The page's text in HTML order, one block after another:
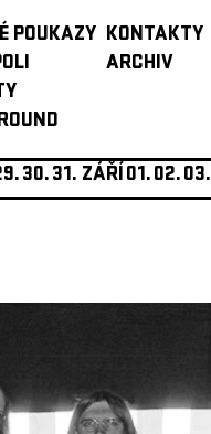
POUKAZY KONTAKTY
ARCHIV
30.31. ZÁŘÍ01.02.03.